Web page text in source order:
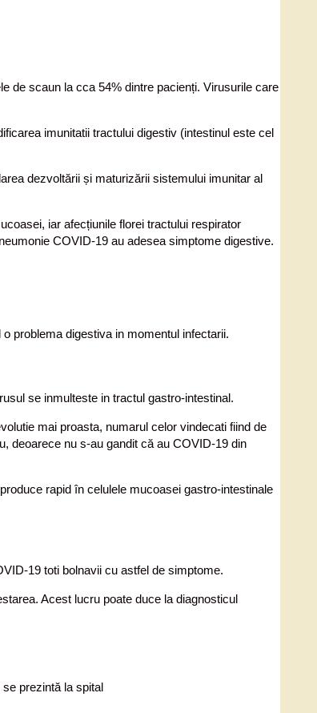
de scaun la cca 54% dintre pacienți. Virusurile care
imunitatii tractului digestiv (intestinul este cel
dezvoltării și maturizării sistemului imunitar al
iar afecțiunile florei tractului respirator
COVID-19 au adesea simptome digestive.
problema digestiva in momentul infectarii.
se inmulteste in tractul gastro-intestinal.
mai proasta, numarul celor vindecati fiind de
deoarece nu s-au gandit că au COVID-19 din
rapid în celulele mucoasei gastro-intestinale
19 toti bolnavii cu astfel de simptome.
Acest lucru poate duce la diagnosticul
prezintă la spital